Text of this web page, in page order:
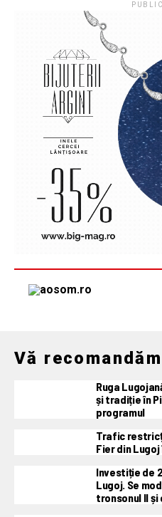
Vă recomandăm
Ruga
și tradiție în
programul
Trafic
Fier din Lugoj
Investiție de
Lugoj. Se
tronsonul II și